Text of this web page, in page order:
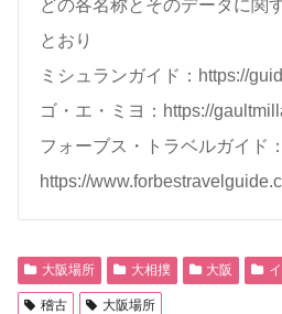
どの各名称とそのデータに関
とおり
ミシュランガイド：https://
ゴ・エ・ミヨ：https://
フォーブス・トラベルガイド：
https://
大阪場所 大相撲 大阪
稽古 大阪場所